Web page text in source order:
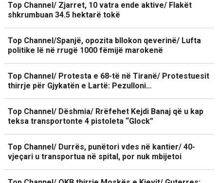
Top Channel/ Zjarret, 10 vatra ende aktive/ Flakët
shkrumbuan 34.5 hektarë tokë
Top Channel/Spanjë, opozita bllokon qeverinë/ Lufta
politike lë në rrugë 1000 fëmijë marokenë
Top Channel/ Protesta e 68-të në Tiranë/ Protestuesit
thirrje për Gjykatën e Lartë: Pezulloni…
Top Channel/ Dëshmia/ Rrëfehet Kejdi Banaj që u kap
teksa transportonte 4 pistoleta “Glock”
Top Channel/ Durrës, punëtori vdes në kantier/ 40-
vjeçari u transportua në spital, por nuk mbijetoi